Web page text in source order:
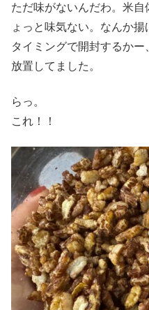
ただ味がないんだわ。米
ょっと味気ない。なんか
タイミングで開封するか
放置してました。
らっ。
これ！！